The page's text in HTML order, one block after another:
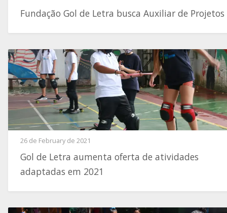
Fundação Gol de Letra busca Auxiliar de Projetos
26 de February de 2021
Gol de Letra aumenta oferta de atividades
adaptadas em 2021